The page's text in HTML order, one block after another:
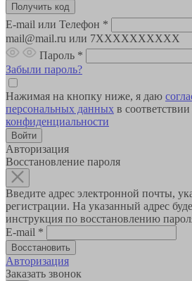
E-mail или Телефон *
mail@mail.ru или 7XXXXXXXXXX
Пароль *
Забыли пароль?
Нажимая на кнопку ниже, я даю
персональных данных в соответствии
конфиденциальности
Авторизация
Восстановление пароля
Введите адрес электронной почты,
регистрации. На указанный адрес
инструкция по восстановлению
E-mail *
Авторизация
Заказать звонок